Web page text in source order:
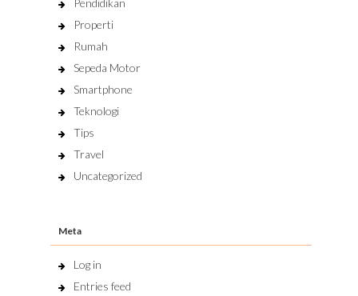
Pendidikan
Properti
Rumah
Sepeda Motor
Smartphone
Teknologi
Tips
Travel
Uncategorized
Meta
Log in
Entries feed